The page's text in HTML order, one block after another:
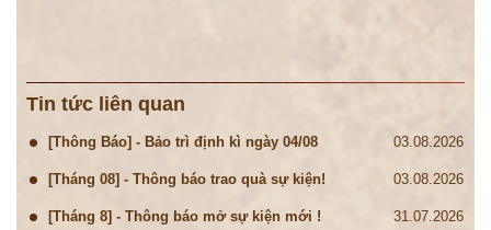
Tin tức liên quan
[Thông Báo] - Bảo trì định kì ngày 04/08 03.08.2026
[Tháng 08] - Thông báo trao quà sự kiện! 03.08.2026
[Tháng 8] - Thông báo mở sự kiện mới ! 31.07.2026